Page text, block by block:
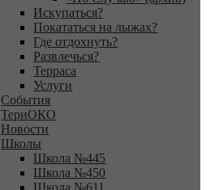
Искупаться?
Покататься на лыжах?
Где отдохнуть?
Развлечься?
Терраса
Услуги
События
ТериОКО
Новости
Школы
Школа №445
Школа №450
Школа №611